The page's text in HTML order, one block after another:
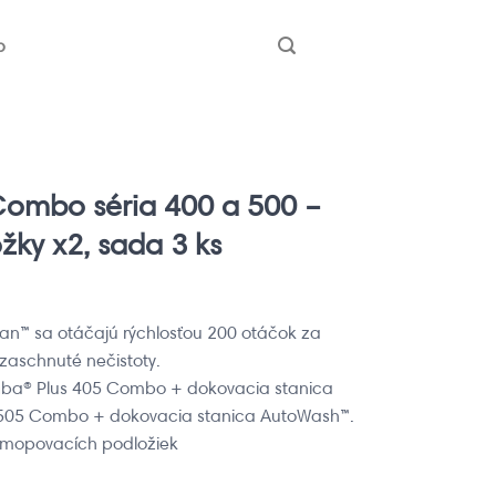
séria 400 a 500 –
x2, sada 3 ks
sa otáčajú rýchlosťou 200 otáčok za
nečistoty.
Plus 405 Combo + dokovacia stanica
Combo + dokovacia stanica AutoWash™.
podložiek